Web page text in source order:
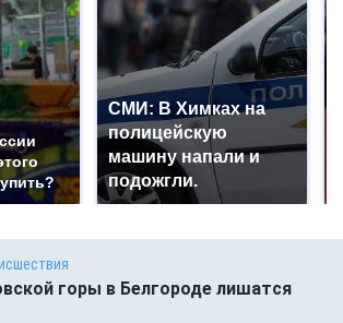
СМИ: В Химках на
полицейскую
машину напали и
подожгли.
горы в Белгороде лишатся